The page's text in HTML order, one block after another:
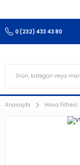
0 (232) 433 43 80
Anasayfa Hava Filtresi